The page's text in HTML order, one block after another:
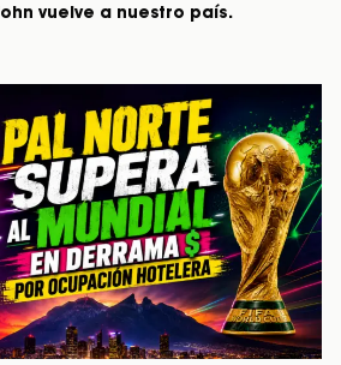
vuelve a nuestro país.